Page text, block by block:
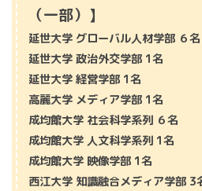
（一部）】
延世大学 グローバル人材学部 ６名
延世大学 政治外交学部 1名
延世大学 経営学部 1名
高麗大学 メディア学部 1名
成均館大学 社会科学系列 ６名
成均館大学 人文科学系列 1名
成均館大学 映像学部 1名
西江大学 知識融合メディア学部 3